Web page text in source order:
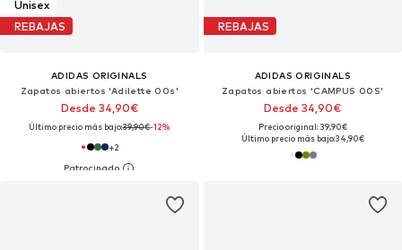
Unisex
REBAJAS
ADIDAS ORIGINALS
Zapatos abiertos 'Adilette 00s'
Desde 34,90€
Último precio más bajo:39,90€-12%
+2
REBAJAS
ADIDAS ORIGINALS
Zapatos abiertos 'CAMPUS 00S'
Desde 34,90€
Precio original: 39,90€
Último precio más bajo:34,90€